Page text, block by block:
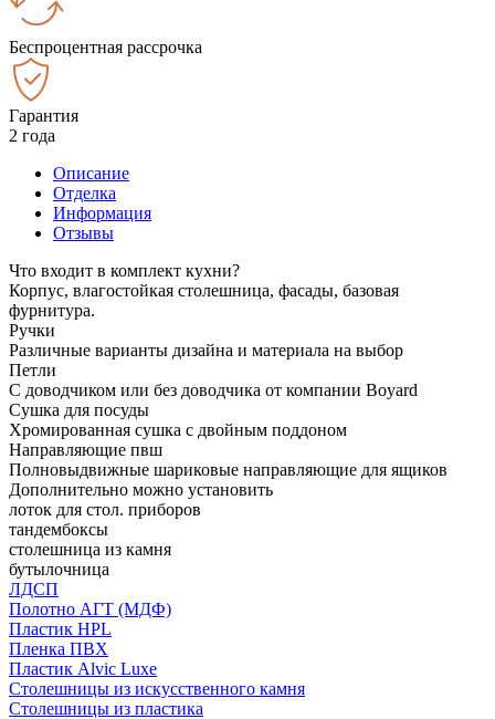
Беспроцентная рассрочка
Гарантия
2 года
Описание
Отделка
Информация
Отзывы
Что входит в комплект кухни?
Корпус, влагостойкая столешница, фасады, базовая
фурнитура.
Ручки
Различные варианты дизайна и материала на выбор
Петли
С доводчиком или без доводчика от компании Boyard
Сушка для посуды
Хромированная сушка с двойным поддоном
Направляющие пвш
Полновыдвижные шариковые направляющие для ящиков
Дополнительно можно установить
лоток для стол. приборов
тандембоксы
столешница из камня
бутылочница
ЛДСП
Полотно АГТ (МДФ)
Пластик HPL
Пленка ПВХ
Пластик Alvic Luxe
Столешницы из искусственного камня
Столешницы из пластика